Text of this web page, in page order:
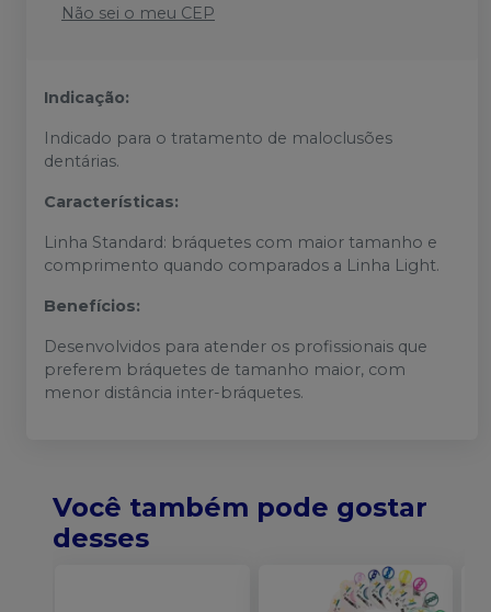
Não sei o meu CEP
Indicação:
Indicado para o tratamento de maloclusões
dentárias.
Características:
Linha Standard: bráquetes com maior tamanho e
comprimento quando comparados a Linha Light.
Benefícios:
Desenvolvidos para atender os profissionais que
preferem bráquetes de tamanho maior, com
menor distância inter-bráquetes.
Você também pode gostar
desses